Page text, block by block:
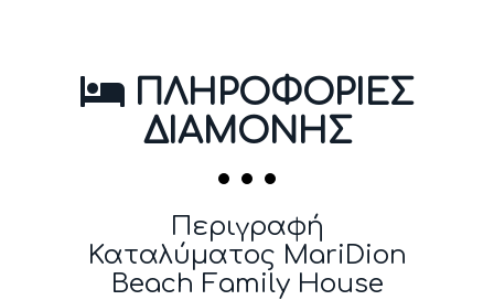
ΠΛΗΡΟΦΟΡΙΕΣ
ΔΙΑΜΟΝΗΣ
Περιγραφή
Καταλύματος MariDion
Beach Family House